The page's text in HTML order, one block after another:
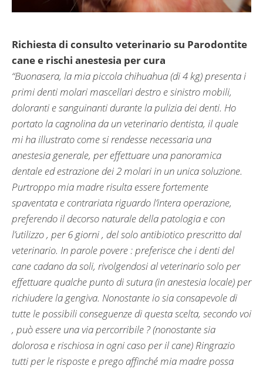
Richiesta di consulto veterinario su Parodontite
cane e rischi anestesia per cura
“Buonasera, la mia piccola chihuahua (di 4 kg) presenta i
primi denti molari mascellari destro e sinistro mobili,
doloranti e sanguinanti durante la pulizia dei denti. Ho
portato la cagnolina da un veterinario dentista, il quale
mi ha illustrato come si rendesse necessaria una
anestesia generale, per effettuare una panoramica
dentale ed estrazione dei 2 molari in un unica soluzione.
Purtroppo mia madre risulta essere fortemente
spaventata e contrariata riguardo l’intera operazione,
preferendo il decorso naturale della patologia e con
l’utilizzo , per 6 giorni , del solo antibiotico prescritto dal
veterinario. In parole povere : preferisce che i denti del
cane cadano da soli, rivolgendosi al veterinario solo per
effettuare qualche punto di sutura (in anestesia locale) per
richiudere la gengiva. Nonostante io sia consapevole di
tutte le possibili conseguenze di questa scelta, secondo voi
, può essere una via percorribile ? (nonostante sia
dolorosa e rischiosa in ogni caso per il cane) Ringrazio
tutti per le risposte e prego affinché mia madre possa